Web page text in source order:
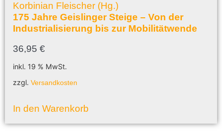
Korbinian Fleischer (Hg.)
175 Jahre Geislinger Steige – Von der
Industrialisierung bis zur Mobilitätwende
36,95 €
inkl. 19 % MwSt.
zzgl. Versandkosten
In den Warenkorb